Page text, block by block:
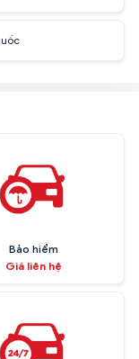
Bảo hiểm
Giá liên hệ